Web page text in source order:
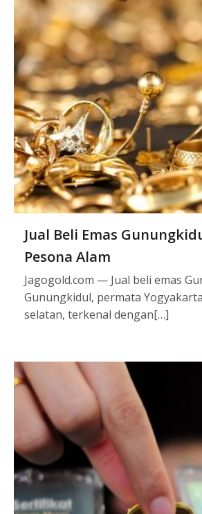
Jual Beli Emas
Pesona Alam
Jagogold.com — Jual beli emas
Gunungkidul, permata
selatan, terkenal dengan[…]